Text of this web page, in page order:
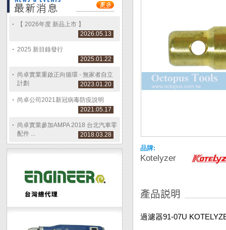
【 2026年度 新品上市 】
2026.05.13
2025 新目錄發行
2025.01.22
尚卓實業重啟正向循環 - 無家者自立
計劃
2023.01.20
尚卓公司2021新冠病毒防疫說明
2021.05.17
尚卓實業參加AMPA 2018 台北汽車零
配件 ...
2018.03.28
品牌:
Kotelyzer
過濾器91-07U